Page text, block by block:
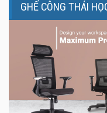
GHẾ CÔNG THÁI